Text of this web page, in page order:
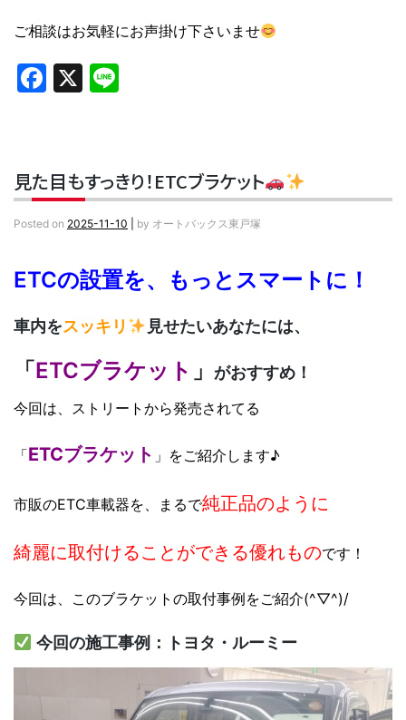
ご相談はお気軽にお声掛け下さいませ
Facebook
X
見た目もすっきり！ETCブラケット
Posted on 2025-11-10 by オートバックス東戸塚
ETCの設置を、もっとスマートに！
車内をスッキリ 見せたいあなたには、
「ETCブラケット 」 がおすすめ！
今回は、ストリートから発売されてる
「ETCブラケット 」をご紹介します♪
市販のETC車載器を、まるで純正品のように
綺麗に取付けることができる優れものです！
今回は、このブラケットの取付事例をご紹介(^▽^)/
今回の施工事例：トヨタ・ルーミー